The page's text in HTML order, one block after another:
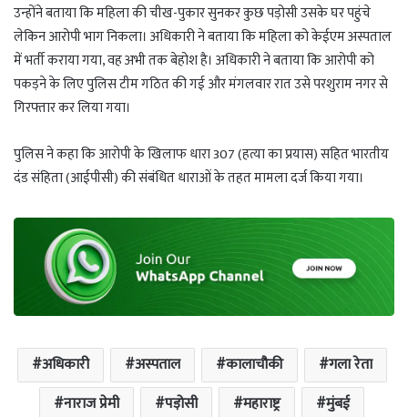
उन्होंने बताया कि महिला की चीख-पुकार सुनकर कुछ पड़ोसी उसके घर पहुंचे
लेकिन आरोपी भाग निकला। अधिकारी ने बताया कि महिला को केईएम अस्पताल
में भर्ती कराया गया, वह अभी तक बेहोश है। अधिकारी ने बताया कि आरोपी को
पकड़ने के लिए पुलिस टीम गठित की गई और मंगलवार रात उसे परशुराम नगर से
गिरफ्तार कर लिया गया।
पुलिस ने कहा कि आरोपी के खिलाफ धारा 307 (हत्या का प्रयास) सहित भारतीय
दंड संहिता (आईपीसी) की संबंधित धाराओं के तहत मामला दर्ज किया गया।
अधिकारी अस्पताल कालाचौकी
गला रेता
नाराज प्रेमी
पड़ोसी महाराष्ट्र
मुंबई